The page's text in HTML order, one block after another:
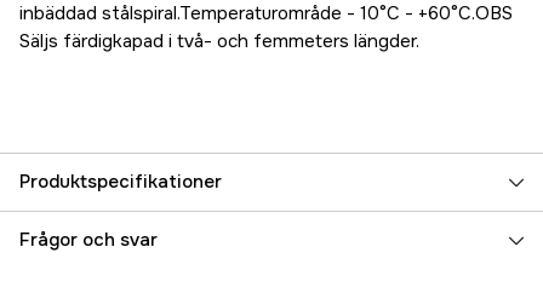
inbäddad stålspiral.Temperaturområde - 10°C - +60°C.OBS
Säljs färdigkapad i två- och femmeters längder.
Produktspecifikationer
Referensnummer 5000023914
Frågor och svar